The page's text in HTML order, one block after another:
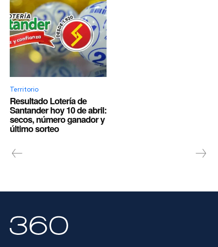
Territorio
Resultado Lotería de
Santander hoy 10 de abril:
secos, número ganador y
último sorteo